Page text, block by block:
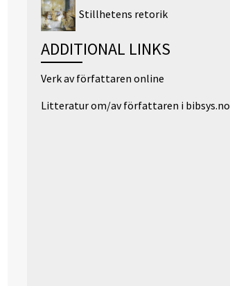
Stillhetens retorik
ADDITIONAL LINKS
Verk av författaren online
Litteratur om/av författaren i bibsys.no